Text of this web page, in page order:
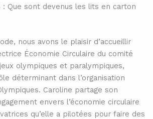
: Que sont devenus les lits en carton
nous avons le plaisir d’accueillir
Économie Circulaire du comité
olympiques et paralympiques,
déterminant dans l’organisation
Caroline partage son
envers l’économie circulaire
qu’elle a pilotées pour faire des